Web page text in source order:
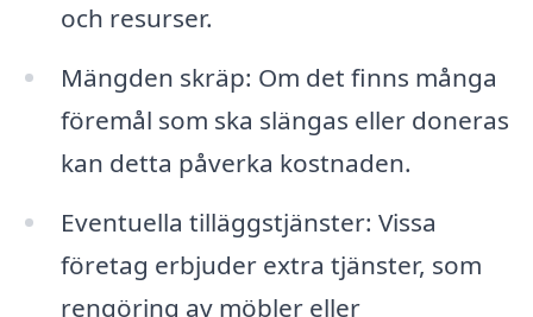
och resurser.
Mängden skräp: Om det finns många
föremål som ska slängas eller doneras
kan detta påverka kostnaden.
Eventuella tilläggstjänster: Vissa
företag erbjuder extra tjänster, som
rengöring av möbler eller